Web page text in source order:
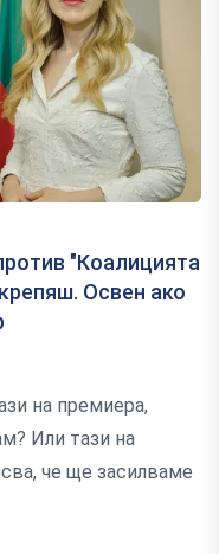
"Коалицията
Освен ако
на премиера,
Или тази на
че ще засилваме